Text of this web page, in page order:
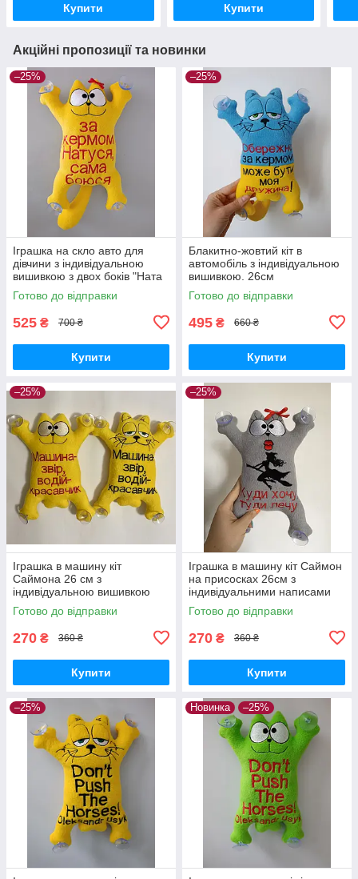
Купити Купити
Акційні пропозиції та новинки
–25%
Іграшка на скло авто для
дівчини з індивідуальною
вишивкою з двох боків "Ната
рулить" 26см
Готово до відправки
525 ₴ 700 ₴
Купити
–25%
Блакитно-жовтий кіт в
автомобіль з індивідуальною
вишивкою. 26см
Готово до відправки
495 ₴ 660 ₴
Купити
–25%
Іграшка в машину кіт
Саймона 26 см з
індивідуальною вишивкою
Готово до відправки
270 ₴ 360 ₴
Купити
–25%
Іграшка в машину кіт Саймон
на присосках 26см з
індивідуальними написами
Готово до відправки
270 ₴ 360 ₴
Купити
–25% Новинка –25%